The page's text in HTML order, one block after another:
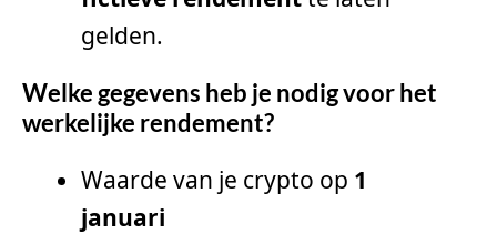
gelden.
Welke gegevens heb je nodig voor het
werkelijke rendement?
Waarde van je crypto op 1
januari